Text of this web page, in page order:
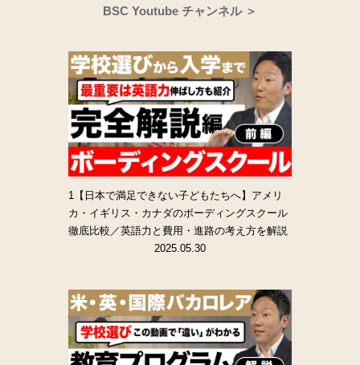
BSC Youtube チャンネル ＞
1【日本で満足できない子どもたちへ】アメリ
カ・イギリス・カナダのボーディングスクール
徹底比較／英語力と費用・進路の考え方を解説
2025.05.30